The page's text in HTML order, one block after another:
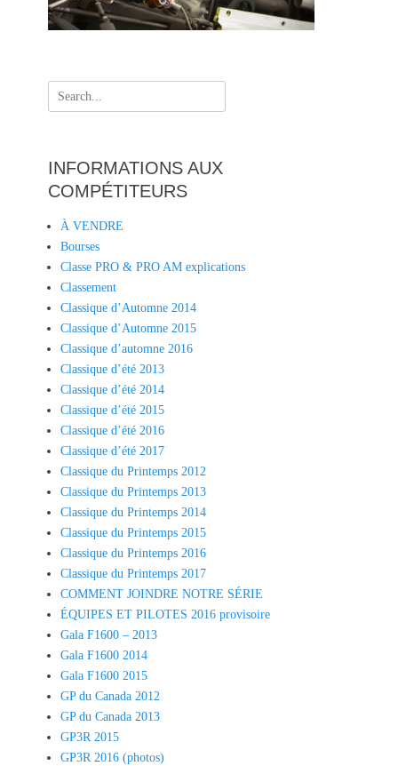
Search
for:
INFORMATIONS AUX
COMPÉTITEURS
À VENDRE
Bourses
Classe PRO & PRO AM explications
Classement
Classique d’Automne 2014
Classique d’Automne 2015
Classique d’automne 2016
Classique d’été 2013
Classique d’été 2014
Classique d’été 2015
Classique d’été 2016
Classique d’été 2017
Classique du Printemps 2012
Classique du Printemps 2013
Classique du Printemps 2014
Classique du Printemps 2015
Classique du Printemps 2016
Classique du Printemps 2017
COMMENT JOINDRE NOTRE SÉRIE
ÉQUIPES ET PILOTES 2016 provisoire
Gala F1600 – 2013
Gala F1600 2014
Gala F1600 2015
GP du Canada 2012
GP du Canada 2013
GP3R 2015
GP3R 2016 (photos)